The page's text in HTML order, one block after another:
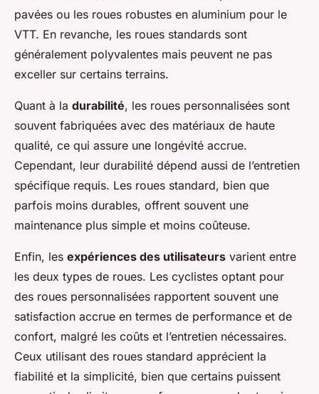
pavées ou les roues robustes en aluminium pour le
VTT. En revanche, les roues standards sont
généralement polyvalentes mais peuvent ne pas
exceller sur certains terrains.
Quant à la durabilité, les roues personnalisées sont
souvent fabriquées avec des matériaux de haute
qualité, ce qui assure une longévité accrue.
Cependant, leur durabilité dépend aussi de l’entretien
spécifique requis. Les roues standard, bien que
parfois moins durables, offrent souvent une
maintenance plus simple et moins coûteuse.
Enfin, les expériences des utilisateurs varient entre
les deux types de roues. Les cyclistes optant pour
des roues personnalisées rapportent souvent une
satisfaction accrue en termes de performance et de
confort, malgré les coûts et l’entretien nécessaires.
Ceux utilisant des roues standard apprécient la
fiabilité et la simplicité, bien que certains puissent